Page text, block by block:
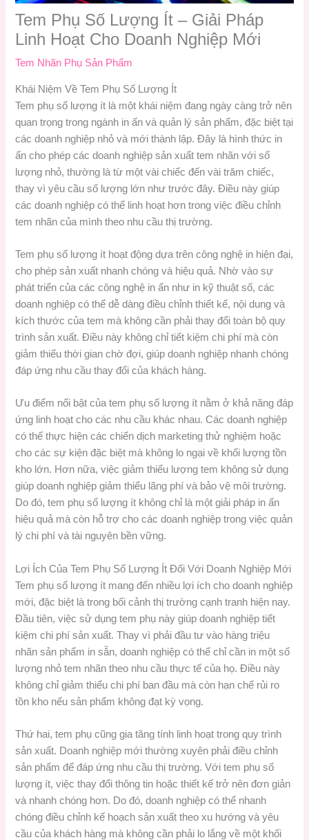
Tem Phụ Số Lượng Ít – Giải Pháp
Linh Hoạt Cho Doanh Nghiệp Mới
Tem Nhãn Phụ Sản Phẩm
Khái Niệm Về Tem Phụ Số Lượng Ít
Tem phụ số lượng ít là một khái niệm đang ngày càng trở nên
quan trọng trong ngành in ấn và quản lý sản phẩm, đặc biệt tại
các doanh nghiệp nhỏ và mới thành lập. Đây là hình thức in
ấn cho phép các doanh nghiệp sản xuất tem nhãn với số
lượng nhỏ, thường là từ một vài chiếc đến vài trăm chiếc,
thay vì yêu cầu số lượng lớn như trước đây. Điều này giúp
các doanh nghiệp có thể linh hoạt hơn trong việc điều chỉnh
tem nhãn của mình theo nhu cầu thị trường.
Tem phụ số lượng ít hoạt động dựa trên công nghệ in hiện đại,
cho phép sản xuất nhanh chóng và hiệu quả. Nhờ vào sự
phát triển của các công nghệ in ấn như in kỹ thuật số, các
doanh nghiệp có thể dễ dàng điều chỉnh thiết kế, nội dung và
kích thước của tem mà không cần phải thay đổi toàn bộ quy
trình sản xuất. Điều này không chỉ tiết kiệm chi phí mà còn
giảm thiểu thời gian chờ đợi, giúp doanh nghiệp nhanh chóng
đáp ứng nhu cầu thay đổi của khách hàng.
Ưu điểm nổi bật của tem phụ số lượng ít nằm ở khả năng đáp
ứng linh hoạt cho các nhu cầu khác nhau. Các doanh nghiệp
có thể thực hiện các chiến dịch marketing thử nghiệm hoặc
cho các sự kiện đặc biệt mà không lo ngại về khối lượng tồn
kho lớn. Hơn nữa, việc giảm thiểu lượng tem không sử dụng
giúp doanh nghiệp giảm thiểu lãng phí và bảo vệ môi trường.
Do đó, tem phụ số lượng ít không chỉ là một giải pháp in ấn
hiệu quả mà còn hỗ trợ cho các doanh nghiệp trong việc quản
lý chi phí và tài nguyên bền vững.
Lợi Ích Của Tem Phụ Số Lượng Ít Đối Với Doanh Nghiệp Mới
Tem phụ số lượng ít mang đến nhiều lợi ích cho doanh nghiệp
mới, đặc biệt là trong bối cảnh thị trường cạnh tranh hiện nay.
Đầu tiên, việc sử dụng tem phụ này giúp doanh nghiệp tiết
kiệm chi phí sản xuất. Thay vì phải đầu tư vào hàng triệu
nhãn sản phẩm in sẵn, doanh nghiệp có thể chỉ cần in một số
lượng nhỏ tem nhãn theo nhu cầu thực tế của họ. Điều này
không chỉ giảm thiểu chi phí ban đầu mà còn hạn chế rủi ro
tồn kho nếu sản phẩm không đạt kỳ vọng.
Thứ hai, tem phụ cũng gia tăng tính linh hoạt trong quy trình
sản xuất. Doanh nghiệp mới thường xuyên phải điều chỉnh
sản phẩm để đáp ứng nhu cầu thị trường. Với tem phụ số
lượng ít, việc thay đổi thông tin hoặc thiết kế trở nên đơn giản
và nhanh chóng hơn. Do đó, doanh nghiệp có thể nhanh
chóng điều chỉnh kế hoạch sản xuất theo xu hướng và yêu
cầu của khách hàng mà không cần phải lo lắng về một khối